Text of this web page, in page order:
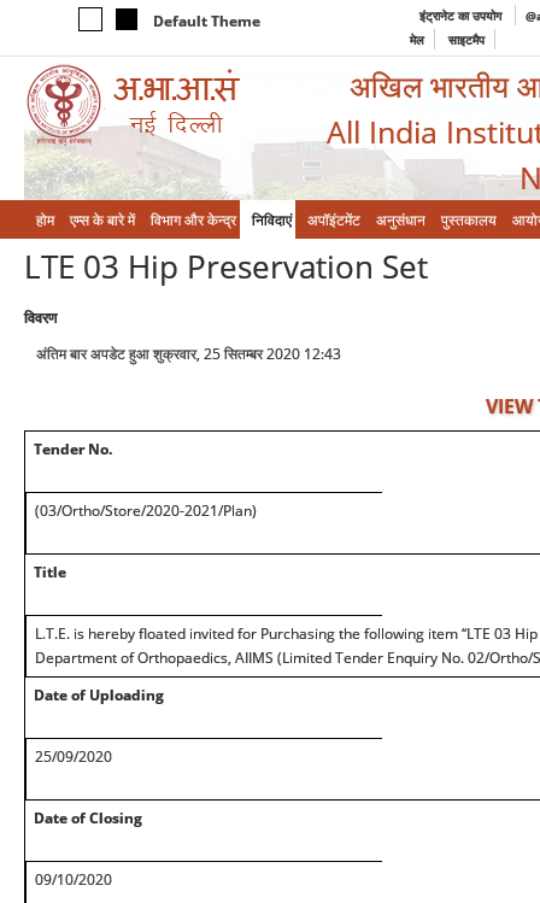
Default Theme इंट्रानेट का उपयोग
मेल
साइटमैप
अखिल भारतीय
All India
होम एम्‍स के बारे में विभाग और केन्‍द्र निविदाएं अपॉइंटमेंट अनुसंधान पुस्तकालय
LTE 03 Hip Preservation Set
विवरण
अंतिम बार अपडेट हुआ शुक्रवार, 25 सितम्बर 2020 12:43
VIEW
Tender No.
(03/Ortho/Store/2020-2021/Plan)
Title
L.T.E. is hereby floated invited for Purchasing the following item “LTE 03
Department of Orthopaedics, AIIMS (Limited Tender Enquiry No. 02/
Date of Uploading
25/09/2020
Date of Closing
09/10/2020